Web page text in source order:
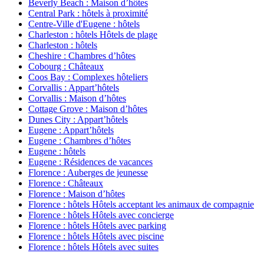
Beverly Beach : Maison d’hôtes
Central Park : hôtels à proximité
Centre-Ville d'Eugene : hôtels
Charleston : hôtels Hôtels de plage
Charleston : hôtels
Cheshire : Chambres d’hôtes
Cobourg : Châteaux
Coos Bay : Complexes hôteliers
Corvallis : Appart’hôtels
Corvallis : Maison d’hôtes
Cottage Grove : Maison d’hôtes
Dunes City : Appart’hôtels
Eugene : Appart’hôtels
Eugene : Chambres d’hôtes
Eugene : hôtels
Eugene : Résidences de vacances
Florence : Auberges de jeunesse
Florence : Châteaux
Florence : Maison d’hôtes
Florence : hôtels Hôtels acceptant les animaux de compagnie
Florence : hôtels Hôtels avec concierge
Florence : hôtels Hôtels avec parking
Florence : hôtels Hôtels avec piscine
Florence : hôtels Hôtels avec suites